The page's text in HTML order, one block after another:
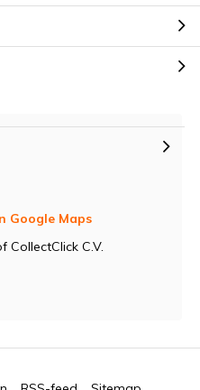
Google Maps
CollectClick C.V.